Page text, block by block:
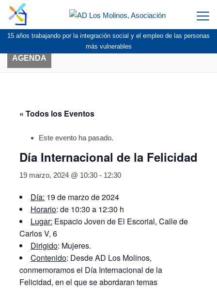
15 años trabajando por la integración social y el empleo de las personas
más vulnerables
AGENDA
« Todos los Eventos
Este evento ha pasado.
Día Internacional de la Felicidad
19 marzo, 2024 @ 10:30 - 12:30
Día: 19 de marzo de 2024
Horario: de 10:30 a 12:30 h
Lugar: Espacio Joven de El Escorial, Calle de
Carlos V, 6
Dirigido: Mujeres.
Contenido: Desde AD Los Molinos,
conmemoramos el Día Internacional de la
Felicidad, en el que se abordaran temas